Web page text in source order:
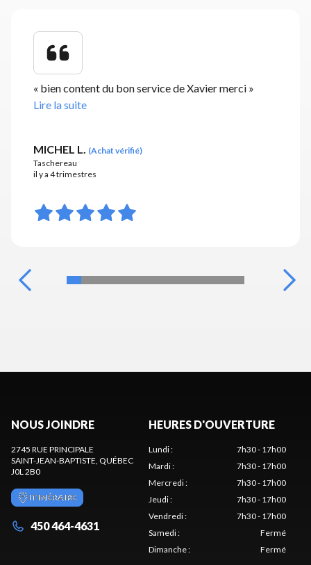
« bien content du bon service de Xavier merci »
Lire la suite
MICHEL L. (Achat vérifié)
Taschereau
il y a 4 trimestres
NOUS JOINDRE
2745 RUE PRINCIPALE
SAINT-JEAN-BAPTISTE , QUÉBEC
J0L 2B0
ITINÉRAIRE
450 464-4631
HEURES D'OUVERTURE
Lundi:
7h30 - 17h00
Mardi:
7h30 - 17h00
Mercredi:
7h30 - 17h00
Jeudi:
7h30 - 17h00
Vendredi:
7h30 - 17h00
Samedi:
Fermé
Dimanche: Fermé